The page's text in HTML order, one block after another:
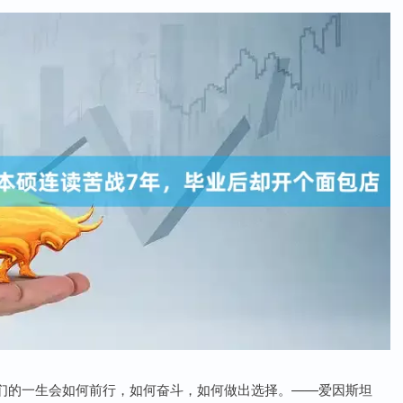
的一生会如何前行，如何奋斗，如何做出选择。——爱因斯坦